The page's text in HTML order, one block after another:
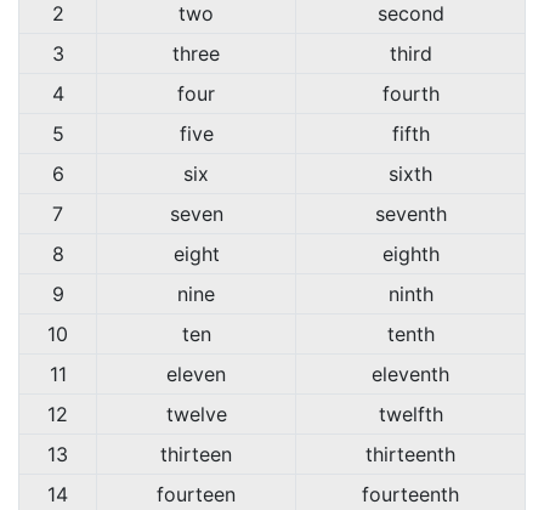
2
two
second
3
three
third
4
four
fourth
5
five
fifth
6
six
sixth
7
seven
seventh
8
eight
eighth
9
nine
ninth
10
ten
tenth
11
eleven
eleventh
12
twelve
twelfth
13
thirteen
thirteenth
14
fourteen
fourteenth